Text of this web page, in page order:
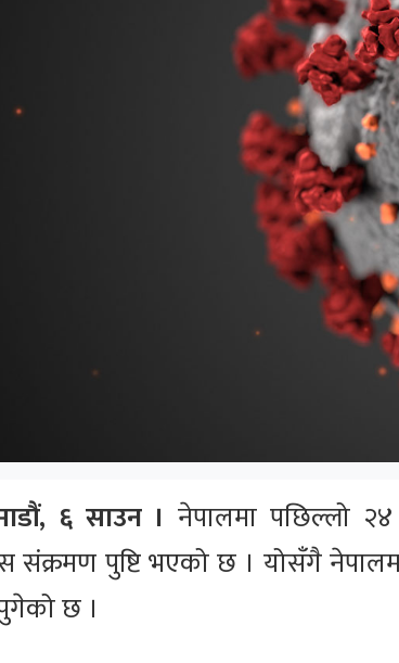
६ साउन । नेपालमा पछिल्लो
संक्रमण पुष्टि भएको छ । योसँगै
छ ।